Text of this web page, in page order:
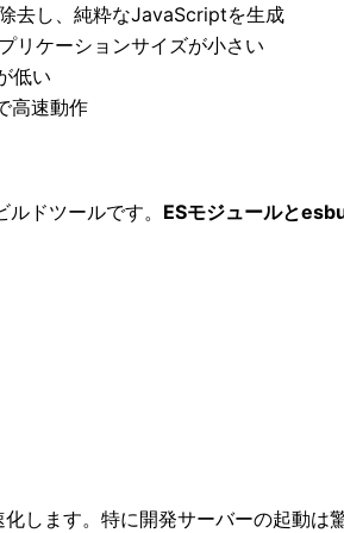
去し、純粋なJavaScriptを生成
リケーションサイズが小さい
低い
高速動作
ドツールです。 ESモジュールと
します。特に開発サーバーの起動は